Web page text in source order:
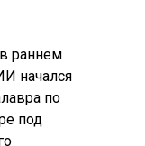
раннем
начался
по
под